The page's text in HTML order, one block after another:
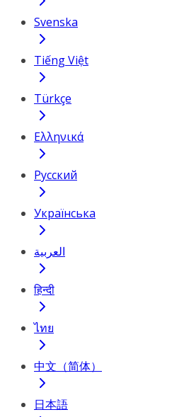
Svenska
Tiếng Việt
Türkçe
Ελληνικά
Русский
Українська
العربية
हिन्दी
ไทย
中文（简体）
日本語